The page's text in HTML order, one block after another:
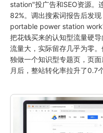
station"投广告和SEO资源。
82%。调出搜索词报告后发
portable power station
把花钱买来的认知型流量硬
流量大，实际留存几乎为零
独做一个知识型专题页，页
月后，整站转化率拉升了0.7